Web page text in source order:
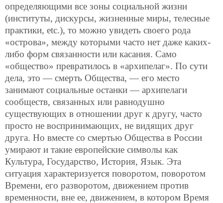
определяющими все зоны социальной жизни
(институты, дискурсы, жизненные миры, телесные
практики, etc.), то можно увидеть своего рода
«острова», между которыми часто нет даже каких-
либо форм связанности или касания. Само
«общество» превратилось в «архипелаг». По сути
дела, это — смерть Общества, — его место
занимают социальные останки — архипелаги
сообществ, связанных или равнодушно
существующих в отношении друг к другу, часто
просто не воспринимающих, не видящих друг
друга. Но вместе со смертью Общества в России
умирают и такие европейские символы как
Культура, Государство, История, Язык. Эта
ситуация характеризуется поворотом, поворотом
Времени, его разворотом, движением против
временности, вне ее, движением, в котором Время